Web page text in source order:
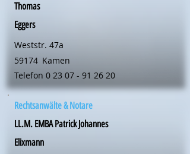
Thomas
Eggers
Weststr. 47a
59174 Kamen
Telefon 0 23 07 - 91 26 20
Rechtsanwälte & Notare
LL.M. EMBA Patrick Johannes
Elixmann